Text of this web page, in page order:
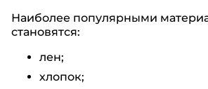
Наиболее популярными
становятся:
лен;
хлопок;